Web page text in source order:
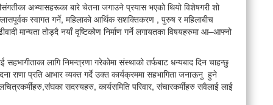
अभ्यासहरूका बारे चेतना जगाउने प्रयास भएको थियो विशेषगरी शो
स्वागत गर्ने, महिलाको आर्थिक सशक्तिकरण , पुरुष र महिलाबीच
मान्यता तोड्दै नयाँ दृष्टिकोण निर्माण गर्ने लगायतका विषयहरुमा आ–आफ्नो
लागि निमन्त्रणा गरेकोमा संस्थाको तर्फबाट धन्यबाद दिन चाहन्छु
राणा प्रति आभार व्यक्त गर्दे उक्त कार्यक्रममा सहभागिता जनाऊनु हुने
सदस्यहरु, कार्यसमिति परिवार, संचारकर्मीहरु सवैलाई लाई